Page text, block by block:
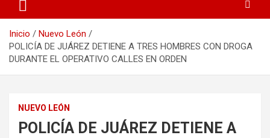
Inicio
Nuevo León
POLICÍA DE JUÁREZ DETIENE A TRES HOMBRES CON DROGA
DURANTE EL OPERATIVO CALLES EN ORDEN
NUEVO LEÓN
POLICÍA DE JUÁREZ DETIENE A